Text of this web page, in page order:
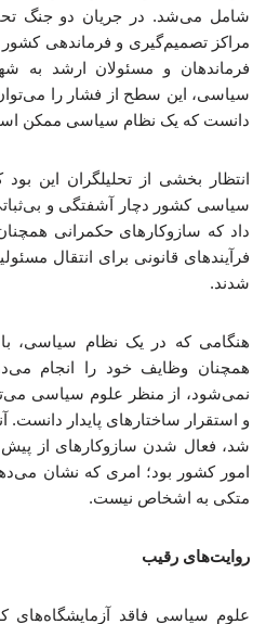
شامل می‌شد. در جریان دو جنگ
مراکز تصمیم‌گیری و فرماندهی
فرماندهان و مسئولان ارشد به
سیاسی، این سطح از فشار را
دانست که یک نظام سیاسی ممکن
انتظار بخشی از تحلیلگران این
سیاسی کشور دچار آشفتگی و
داد که سازوکارهای حکمرانی
فرآیندهای قانونی برای انتقال
شدند.
هنگامی که در یک نظام سیاسی، با
همچنان وظایف خود را انجام
نمی‌شود، از منظر علوم سیاسی
و استقرار ساختارهای پایدار دانست.
شد، فعال شدن سازوکارهای از پیش
امور کشور بود؛ امری که نشان
متکی به اشخاص نیست.
روایت‌های رقیب
علوم ‌سیاسی فاقد آزمایشگاه‌های